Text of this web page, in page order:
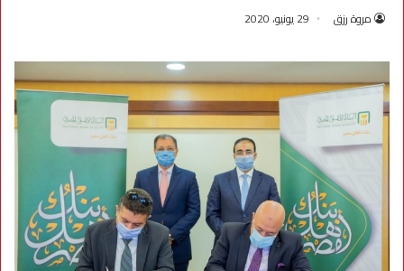
مروة رزق 29 يونيو، 2020